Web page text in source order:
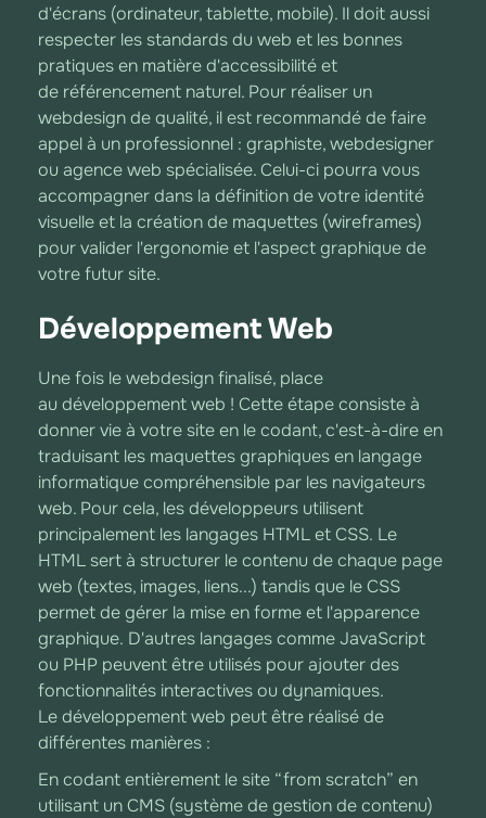
d'écrans (ordinateur, tablette, mobile). Il doit aussi
respecter les standards du web et les bonnes
pratiques en matière d'accessibilité et
de référencement naturel. Pour réaliser un
webdesign de qualité, il est recommandé de faire
appel à un professionnel : graphiste, webdesigner
ou agence web spécialisée. Celui-ci pourra vous
accompagner dans la définition de votre identité
visuelle et la création de maquettes (wireframes)
pour valider l'ergonomie et l'aspect graphique de
votre futur site.
Développement Web
Une fois le webdesign finalisé, place
au développement web ! Cette étape consiste à
donner vie à votre site en le codant, c'est-à-dire en
traduisant les maquettes graphiques en langage
informatique compréhensible par les navigateurs
web. Pour cela, les développeurs utilisent
principalement les langages HTML et CSS. Le
HTML sert à structurer le contenu de chaque page
web (textes, images, liens...) tandis que le CSS
permet de gérer la mise en forme et l'apparence
graphique. D'autres langages comme JavaScript
ou PHP peuvent être utilisés pour ajouter des
fonctionnalités interactives ou dynamiques.
Le développement web peut être réalisé de
différentes manières :
En codant entièrement le site “from scratch” en
utilisant un CMS (système de gestion de contenu)